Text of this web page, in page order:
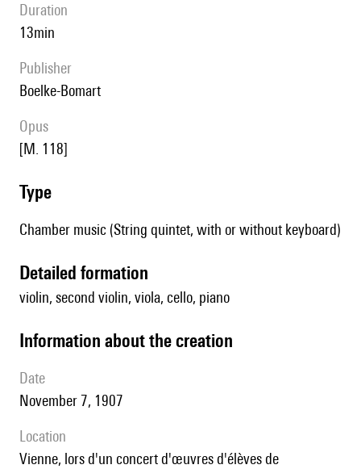
duration
13min
publisher
Boelke-Bomart
Opus
[M. 118]
type
Chamber music (String quintet, with or without keyboard)
detailed formation
violin, second violin, viola, cello, piano
information about the creation
date
November 7, 1907
location
Vienne, lors d'un concert d'œuvres d'élèves de